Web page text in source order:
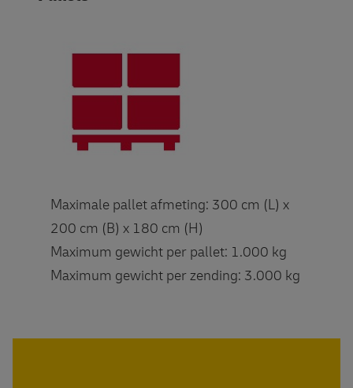
Maximale pallet afmeting: 300 cm (L) x
200 cm (B) x 180 cm (H)
Maximum gewicht per pallet: 1.000 kg
Maximum gewicht per zending: 3.000 kg